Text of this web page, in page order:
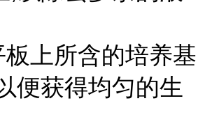
上所含的培养基
便获得均匀的生